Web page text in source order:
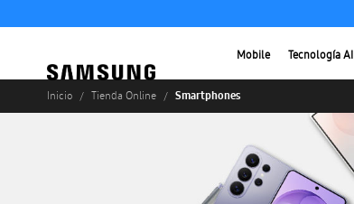
Mobile Tecnología AI
Inicio Tienda Online Smartphones